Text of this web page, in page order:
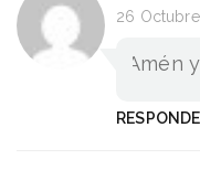
26
Amén